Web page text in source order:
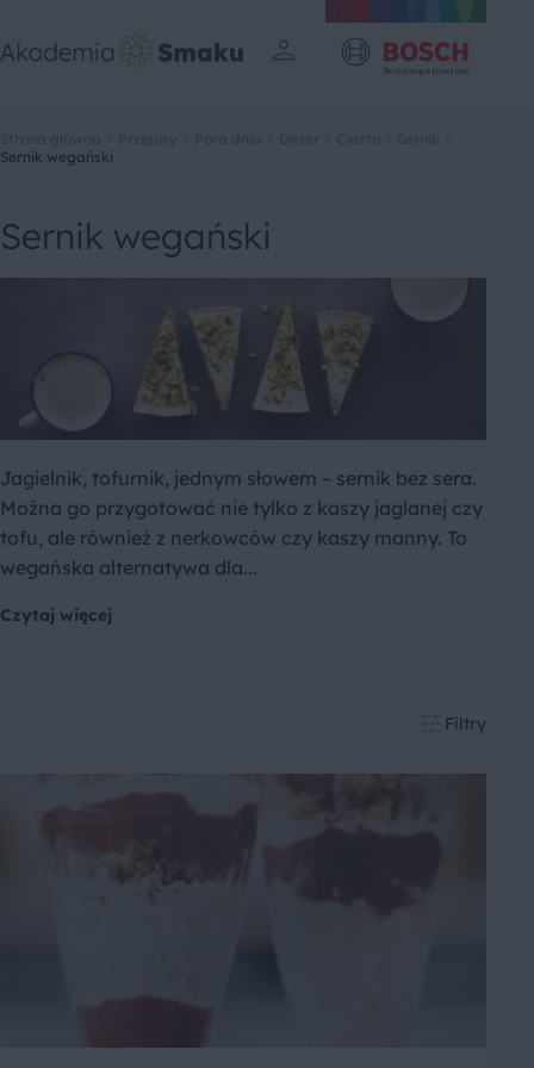
Sernik wegański
Sernik wegański
Jagielnik, tofurnik, jednym słowem – sernik bez sera.
Można go przygotować nie tylko z kaszy jaglanej czy
tofu, ale również z nerkowców czy kaszy manny. To
wegańska alternatywa dla...
Czytaj więcej
Filtry